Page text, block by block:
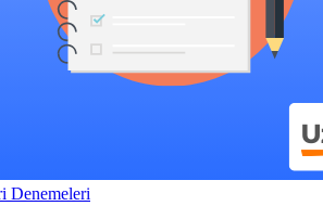
Denemeleri